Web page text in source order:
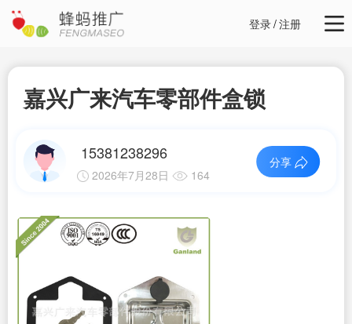
登录/注册
嘉兴广来汽车零部件盒锁
15381238296
2026年7月28日 164
分享